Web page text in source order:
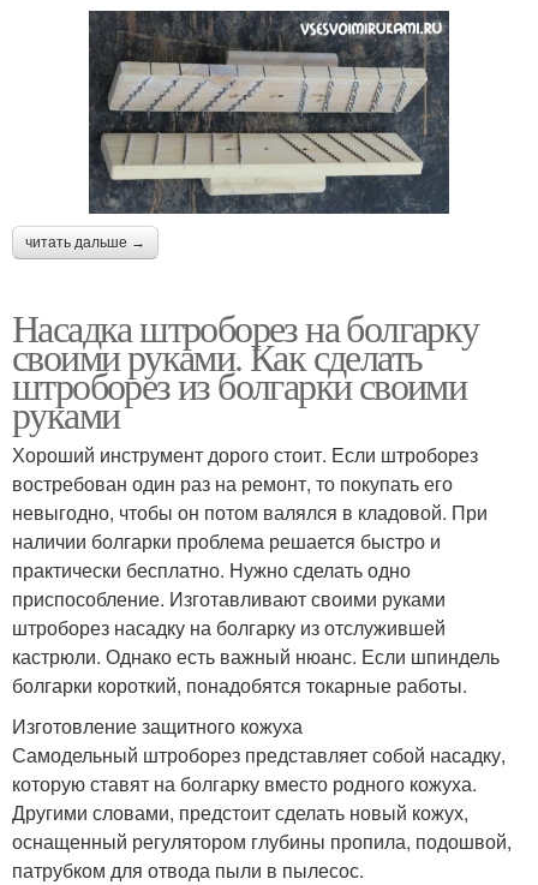
читать дальше →
Насадка штроборез на болгарку
своими руками. Как сделать
штроборез из болгарки своими
руками
Хороший инструмент дорого стоит. Если штроборез
востребован один раз на ремонт, то покупать его
невыгодно, чтобы он потом валялся в кладовой. При
наличии болгарки проблема решается быстро и
практически бесплатно. Нужно сделать одно
приспособление. Изготавливают своими руками
штроборез насадку на болгарку из отслужившей
кастрюли. Однако есть важный нюанс. Если шпиндель
болгарки короткий, понадобятся токарные работы.
Изготовление защитного кожуха
Самодельный штроборез представляет собой насадку,
которую ставят на болгарку вместо родного кожуха.
Другими словами, предстоит сделать новый кожух,
оснащенный регулятором глубины пропила, подошвой,
патрубком для отвода пыли в пылесос.